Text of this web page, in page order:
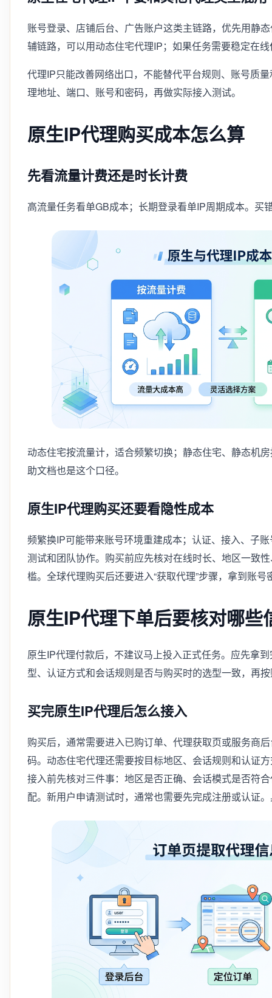
账号登录、店铺后台、广告账户这类主链路，优先用静
辅链路，可以用动态住宅代理IP；如果任务需要稳定在
代理IP只能改善网络出口，不能替代平台规则、账号质
理地址、端口、账号和密码，再做实际接入测试。
原生IP代理购买成本怎么算
先看流量计费还是时长计费
高流量任务看单GB成本；长期登录看单IP周期成本。买
动态住宅按流量计，适合频繁切换；静态住宅、静态机
助文档也是这个口径。
原生IP代理购买还要看隐性成本
频繁换IP可能带来账号环境重建成本；认证、接入、子
测试和团队协作。购买前应先核对在线时长、地区一致
槛。全球代理购买后还要进入“获取代理”步骤，拿到账
原生IP代理下单后要核对哪些
原生IP代理付款后，不建议马上投入正式任务。应先拿
型、认证方式和会话规则是否与购买时的选型一致，再
买完原生IP代理后怎么接入
购买后，通常需要进入已购订单、代理获取页或服务商
码。动态住宅代理还需要按目标地区、会话规则和认证
接入前先核对三件事：地区是否正确、会话模式是否符
配。新用户申请测试时，通常也需要先完成注册或认证